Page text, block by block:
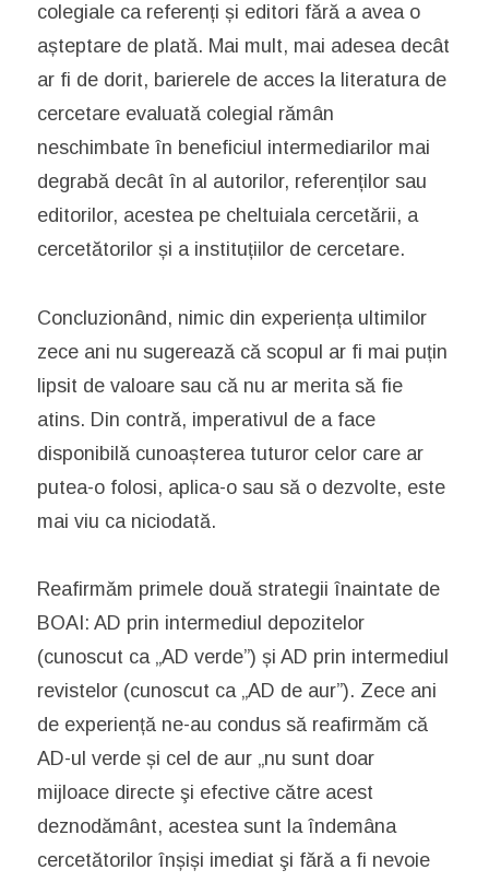
colegiale ca referenți și editori fără a avea o
așteptare de plată. Mai mult, mai adesea decât
ar fi de dorit, barierele de acces la literatura de
cercetare evaluată colegial rămân
neschimbate în beneficiul intermediarilor mai
degrabă decât în al autorilor, referenților sau
editorilor, acestea pe cheltuiala cercetării, a
cercetătorilor și a instituțiilor de cercetare.
Concluzionând, nimic din experiența ultimilor
zece ani nu sugerează că scopul ar fi mai puțin
lipsit de valoare sau că nu ar merita să fie
atins. Din contră, imperativul de a face
disponibilă cunoașterea tuturor celor care ar
putea-o folosi, aplica-o sau să o dezvolte, este
mai viu ca niciodată.
Reafirmăm primele două strategii înaintate de
BOAI: AD prin intermediul depozitelor
(cunoscut ca „AD verde”) și AD prin intermediul
revistelor (cunoscut ca „AD de aur”). Zece ani
de experiență ne-au condus să reafirmăm că
AD-ul verde și cel de aur „nu sunt doar
mijloace directe şi efective către acest
deznodământ, acestea sunt la îndemâna
cercetătorilor înșiși imediat şi fără a fi nevoie